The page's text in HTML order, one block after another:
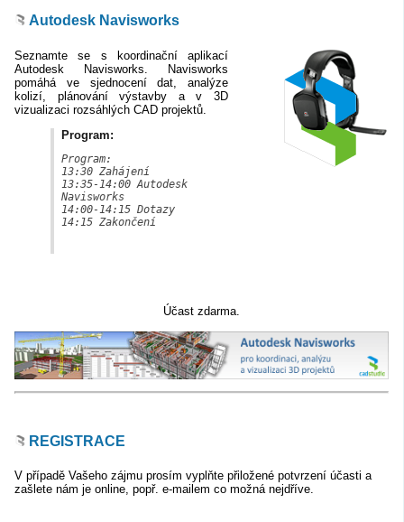
Autodesk Navisworks
Seznamte se s koordinační aplikací
Autodesk Navisworks. Navisworks
pomáhá ve sjednocení dat, analýze
kolizí, plánování výstavby a v 3D
vizualizaci rozsáhlých CAD projektů.
Program:
Program:
13:30 Zahájení
13:35-14:00 Autodesk
Navisworks
14:00-14:15 Dotazy
14:15 Zakončení
Účast zdarma.
REGISTRACE
V případě Vašeho zájmu prosím vyplňte přiložené potvrzení účasti a
zašlete nám je online, popř. e-mailem co možná nejdříve.